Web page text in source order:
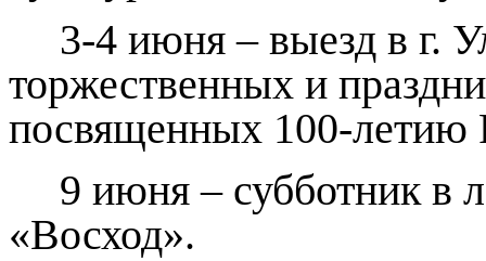
3-4 июня – выезд в г.
торжественных и
посвященных 100-летию
9 июня – субботник в
«Восход».